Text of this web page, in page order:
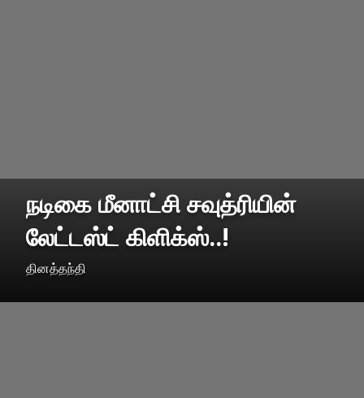
நடிகை மீனாட்சி சவுத்ரியின்
லேட்டஸ்ட் கிளிக்ஸ்..!
தினத்தந்தி